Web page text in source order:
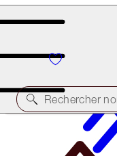
DERNIÈRE CHANCE !
Rechercher